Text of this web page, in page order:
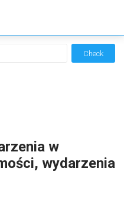
Check
w
wydarzenia